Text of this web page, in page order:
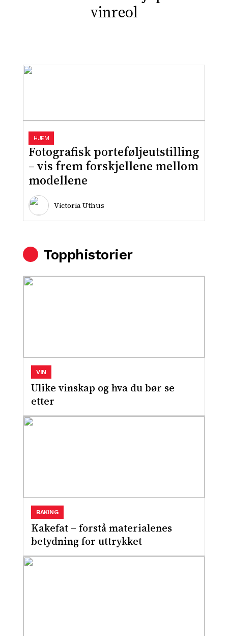
vinreol
Fotografisk porteføljeutstilling
– vis frem forskjellene mellom
modellene
HJEM
Victoria Uthus
Topphistorier
Ulike vinskap og hva du bør se
etter
VIN
Kakefat – forstå materialenes
betydning for uttrykket
BAKING